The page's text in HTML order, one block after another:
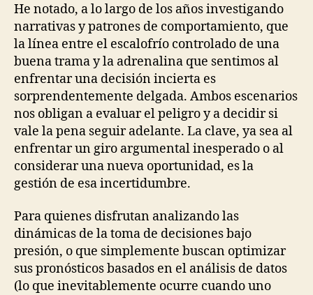
He notado, a lo largo de los años investigando
narrativas y patrones de comportamiento, que
la línea entre el escalofrío controlado de una
buena trama y la adrenalina que sentimos al
enfrentar una decisión incierta es
sorprendentemente delgada. Ambos escenarios
nos obligan a evaluar el peligro y a decidir si
vale la pena seguir adelante. La clave, ya sea al
enfrentar un giro argumental inesperado o al
considerar una nueva oportunidad, es la
gestión de esa incertidumbre.
Para quienes disfrutan analizando las
dinámicas de la toma de decisiones bajo
presión, o que simplemente buscan optimizar
sus pronósticos basados en el análisis de datos
(lo que inevitablemente ocurre cuando uno